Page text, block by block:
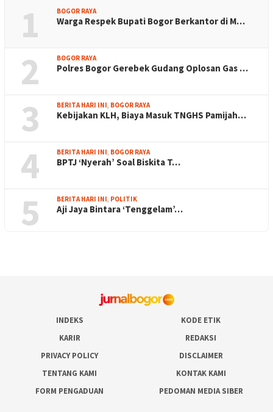
1 BOGOR RAYA
Warga Respek Bupati Bogor Berkantor di M…
2 BOGOR RAYA
Polres Bogor Gerebek Gudang Oplosan Gas …
3 BERITA HARI INI BOGOR RAYA
Kebijakan KLH, Biaya Masuk TNGHS Pamijah…
4 BERITA HARI INI BOGOR RAYA
BPTJ ‘Nyerah’ Soal Biskita T…
5 BERITA HARI INI POLITIK
Aji Jaya Bintara ‘Tenggelam’…
INDEKS
KODE ETIK
KARIR
REDAKSI
PRIVACY POLICY
DISCLAIMER
TENTANG KAMI
KONTAK KAMI
FORM PENGADUAN
PEDOMAN MEDIA SIBER